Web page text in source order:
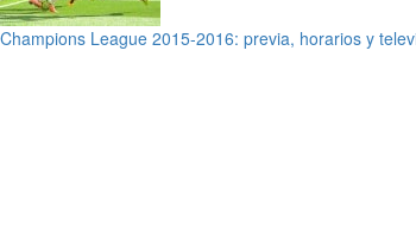
Champions League 2015-2016: previa, horarios y